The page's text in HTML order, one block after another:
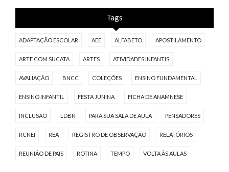
Tags
ADAPTAÇÃO ESCOLAR AEE ALFABETO APOSTILAMENTO
ARTE COM SUCATA ARTES ATIVIDADES INFANTIS
AVALIAÇÃO BNCC COLEÇÕES ENSINO FUNDAMENTAL
ENSINO INFANTIL FESTA JUNINA FICHA DE ANAMNESE
INCLUSÃO LDBN PARA SUA SALA DE AULA PENSADORES
RCNEI REA REGISTRO DE OBSERVAÇÃO RELATÓRIOS
REUNIÃO DE PAIS ROTINA TEMPO VOLTA ÀS AULAS